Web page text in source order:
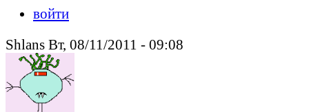
войти
Shlans Вт, 08/11/2011 - 09:08